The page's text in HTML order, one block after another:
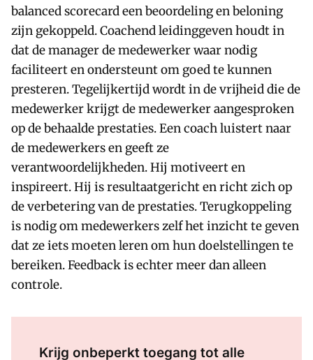
balanced scorecard een beoordeling en beloning
zijn gekoppeld. Coachend leidinggeven houdt in
dat de manager de medewerker waar nodig
faciliteert en ondersteunt om goed te kunnen
presteren. Tegelijkertijd wordt in de vrijheid die de
medewerker krijgt de medewerker aangesproken
op de behaalde prestaties. Een coach luistert naar
de medewerkers en geeft ze
verantwoordelijkheden. Hij motiveert en
inspireert. Hij is resultaatgericht en richt zich op
de verbetering van de prestaties. Terugkoppeling
is nodig om medewerkers zelf het inzicht te geven
dat ze iets moeten leren om hun doelstellingen te
bereiken. Feedback is echter meer dan alleen
controle.
Krijg onbeperkt toegang tot alle